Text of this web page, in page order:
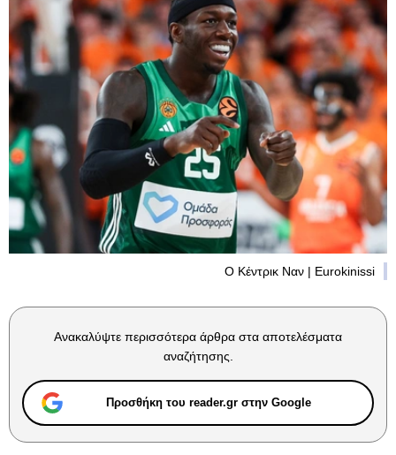
Ο Κέντρικ Ναν | Eurokinissi
Ανακαλύψτε περισσότερα άρθρα στα αποτελέσματα
αναζήτησης.
Προσθήκη του reader.gr στην Google